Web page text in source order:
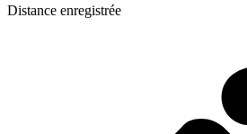
Distance enregistrée